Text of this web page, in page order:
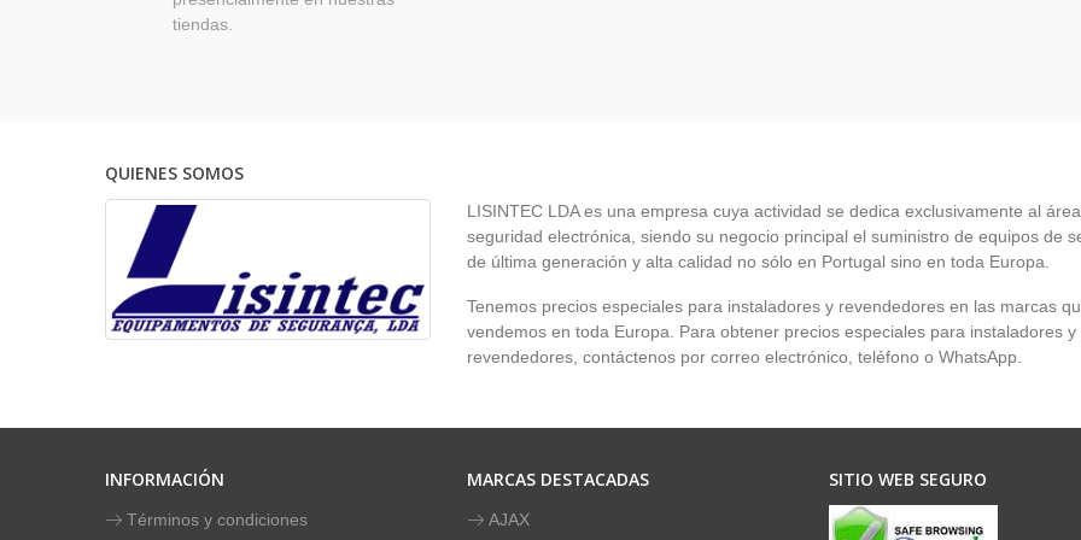
tiendas.
QUIENES SOMOS
LISINTEC LDA es una empresa cuya actividad se dedica exclusivamente al
seguridad electrónica, siendo su negocio principal el suministro de equipos de
de última generación y alta calidad no sólo en Portugal sino en toda Europa.
Tenemos precios especiales para instaladores y revendedores en las marcas
vendemos en toda Europa. Para obtener precios especiales para instaladores y
revendedores, contáctenos por correo electrónico, teléfono o WhatsApp.
INFORMACIÓN
Términos y condiciones
MARCAS DESTACADAS
AJAX
SITIO WEB SEGURO